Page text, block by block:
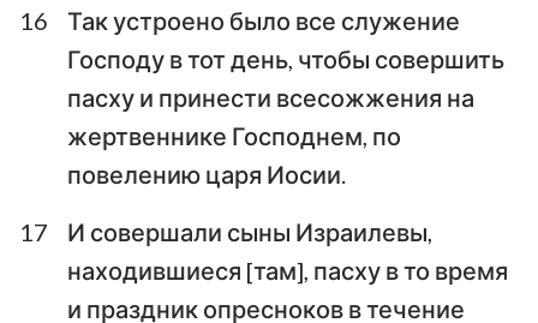
16
Так устроено было все служение
Господу в тот день, чтобы совершить
пасху и принести всесожжения на
жертвеннике Господнем, по
повелению царя Иосии.
17
И совершали сыны Израилевы,
находившиеся [там], пасху в то время
и праздник опресноков в течение